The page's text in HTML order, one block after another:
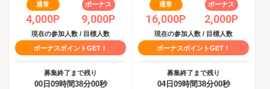
通常
4,000P
ボーナス
9,000P
現在の参加人数 / 目標人数
ボーナスポイントGET！
募集終了まで残り
00日09時間37分59秒
通常
16,000P
ボーナス
2,000P
現在の参加人数 / 目標人数
ボーナスポイントGET！
募集終了まで残り
04日09時間37分59秒